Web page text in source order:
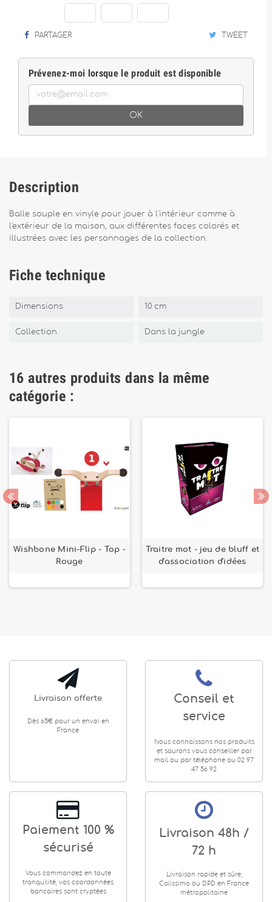
PARTAGER TWEET
Prévenez-moi lorsque le produit est disponible
OK
Description
Balle souple en vinyle pour jouer à l'intérieur comme à
l'extérieur de la maison, aux différentes faces colorés et
illustrées avec les personnages de la collection.
Fiche technique
Dimensions 10 cm
Collection Dans la jungle
16 autres produits dans la même
catégorie :
Wishbone Mini-Flip - Top -
Rouge
Traitre mot - jeu de bluff et
d'association d'idées
Livraison offerte
Dès 65€ pour un envoi en
France
Conseil et
service
Nous connaissons nos produits
et saurons vous conseiller par
mail ou par téléphone au 02 97
47 56 92
Paiement 100 %
sécurisé
Vous commandez en toute
tranquilité, vos coordonnées
bancaires sont cryptées
Livraison 48h /
72 h
Livraison rapide et sûre,
Colissimo ou DPD en France
métropolitaine